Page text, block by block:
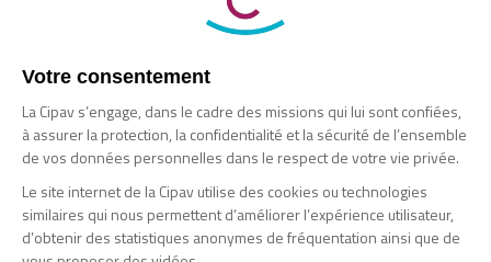
Votre consentement
La Cipav s’engage, dans le cadre des missions qui lui sont confiées,
à assurer la protection, la confidentialité et la sécurité de l’ensemble
de vos données personnelles dans le respect de votre vie privée.
Le site internet de la Cipav utilise des cookies ou technologies
similaires qui nous permettent d’améliorer l’expérience utilisateur,
d’obtenir des statistiques anonymes de fréquentation ainsi que de
contact pour échanger avec vous (messagerie
sécurisée, visio-conférence, téléphone).
Nous contacter
Nous vous répondons en 24h sur nos réseaux
sociaux :
X
Linkedin